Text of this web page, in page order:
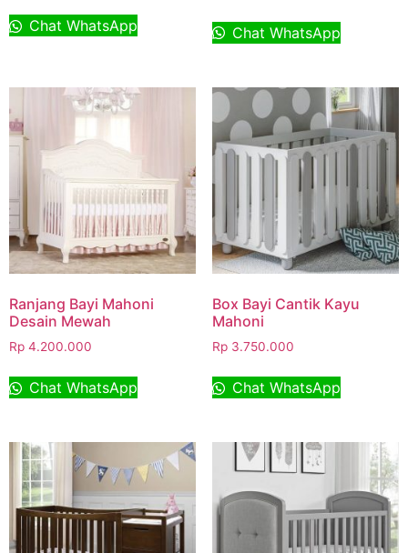
Chat WhatsApp Chat WhatsApp
Ranjang Bayi Mahoni
Desain Mewah
Rp 4.200.000
Chat WhatsApp
Box Bayi Cantik Kayu
Mahoni
Rp3.750.000
Chat WhatsApp